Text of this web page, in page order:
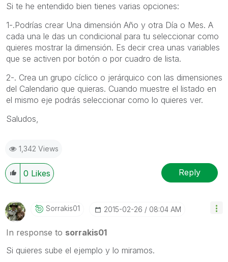
Si te he entendido bien tienes varias opciones:
1-.Podrías crear Una dimensión Año y otra Día o Mes. A
cada una le das un condicional para tu seleccionar como
quieres mostrar la dimensión. Es decir crea unas variables
que se activen por botón o por cuadro de lista.
2-. Crea un grupo cíclico o jerárquico con las dimensiones
del Calendario que quieras. Cuando muestre el listado en
el mismo eje podrás seleccionar como lo quieres ver.
Saludos,
1,342 Views
0 Likes Reply
Sorrakis01 ‎2015-02-26 08:04 AM
In response to sorrakis01
Si quieres sube el ejemplo y lo miramos.